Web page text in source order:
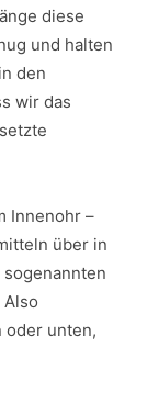
diese
und halten
den
wir das
Innenohr –
über in
oder unten,